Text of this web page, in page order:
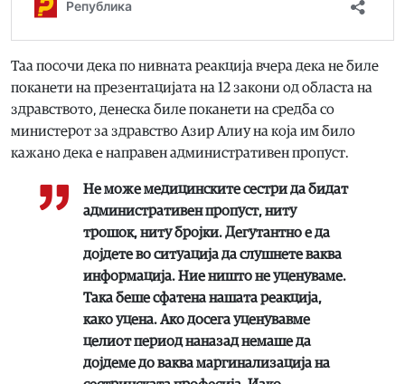
Таа посочи дека по нивната реакција вчера дека не биле
поканети на презентацијата на 12 закони од областа на
здравството, денеска биле поканети на средба со
министерот за здравство Азир Алиу на која им било
кажано дека е направен административен пропуст.
Не можe медицинските сестри да бидат
административен пропуст, ниту
трошок, ниту бројки. Дегутантно е да
дојдете во ситуација да слушнете ваква
информација. Ние ништо не уценуваме.
Така беше сфатена нашата реакција,
како уцена. Ако досега уценувавме
целиот период наназад немаше да
дојдеме до ваква маргинализација на